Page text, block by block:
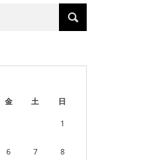
金 土 日
1
6 7 8